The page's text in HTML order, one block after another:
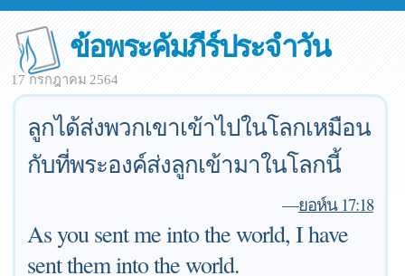
ข้อพระคัมภีร์ประจำวัน
17 กรกฎาคม 2564
ลูกได้ส่งพวกเขาเข้าไปในโลกเหมือน
กับที่พระองค์ส่งลูกเข้ามาในโลกนี้
—ยอห์น 17:18
As you sent me into the world, I have
sent them into the world.